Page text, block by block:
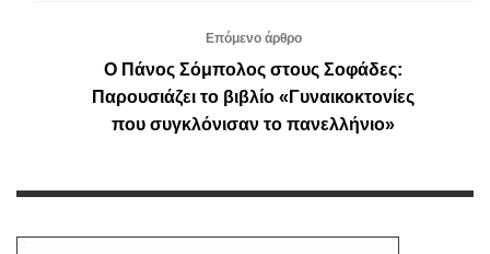
Επόμενο άρθρο
Ο Πάνος Σόμπολος στους Σοφάδες:
Παρουσιάζει το βιβλίο «Γυναικοκτονίες
που συγκλόνισαν το πανελλήνιο»